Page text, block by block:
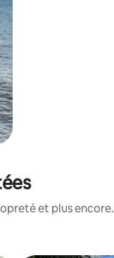
et plus encore.